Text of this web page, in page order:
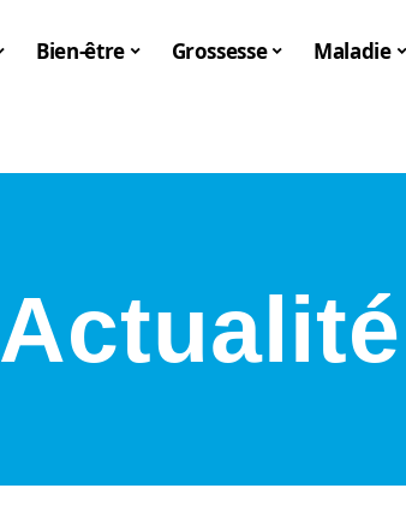
Bien-être Grossesse Maladie
Actualité